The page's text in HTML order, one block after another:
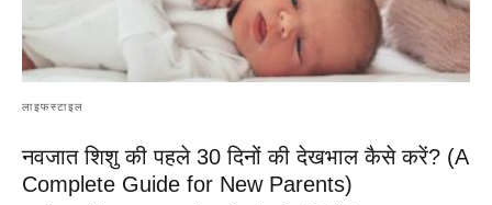
लाइफस्टाइल
नवजात शिशु की पहले 30 दिनों की देखभाल कैसे करें? (A
Complete Guide for New Parents)